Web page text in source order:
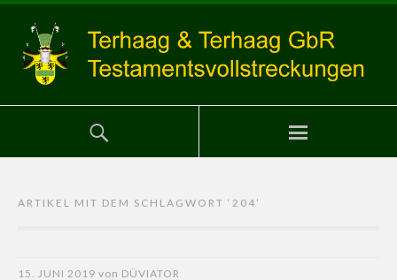
ARTIKEL MIT DEM SCHLAGWORT ‘ 204 ’
15. JUNI 2019 von DÜVIATOR